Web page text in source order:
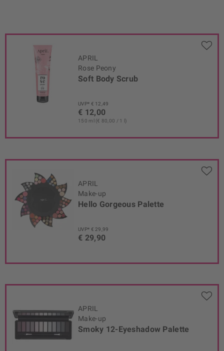
APRIL
Rose Peony
Soft Body Scrub
UVP* € 12,49
€ 12,00
150 ml (€ 80,00 / 1 l)
APRIL
Make-up
Hello Gorgeous Palette
UVP* € 29,99
€ 29,90
APRIL
Make-up
Smoky 12-Eyeshadow Palette